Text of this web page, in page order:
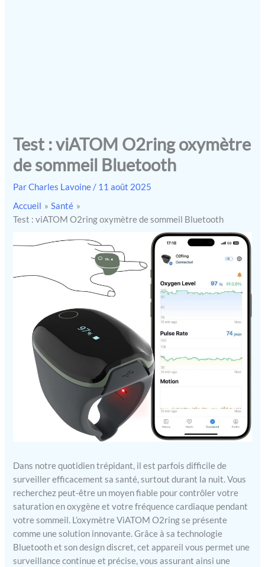
Test : viATOM O2ring oxymètre
de sommeil Bluetooth
ParCharles Lavoine / 11 août 2025
Accueil
Santé
Test : viATOM O2ring oxymètre de sommeil Bluetooth
Dans notre quotidien trépidant, il est parfois difficile de
surveiller efficacement sa santé, surtout durant la nuit. Vous
recherchez peut-être un moyen fiable pour contrôler votre
saturation en oxygène et votre fréquence cardiaque pendant
votre sommeil. L’oxymètre ViATOM O2ring se présente
comme une solution innovante. Grâce à sa technologie
Bluetooth et son design discret, cet appareil vous permet une
surveillance continue et précise, vous assurant ainsi une